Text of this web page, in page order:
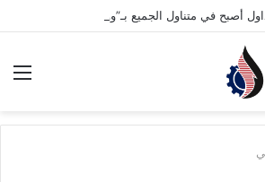
أصبح في متناول الجميع بـ”وول ستريت”